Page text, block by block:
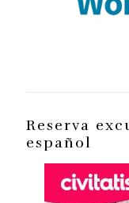
Reserva
español